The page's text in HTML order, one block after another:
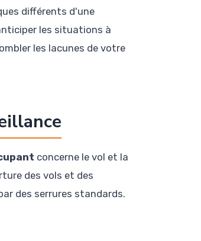
différents d'une
les situations à
les lacunes de votre
concerne le vol et la
des vols et des
des serrures standards.